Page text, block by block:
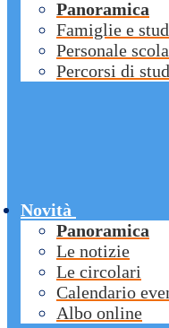
Panoramica
Famiglie e
Personale
Percorsi di
Novità
Panoramica
Le notizie
Le circolari
Calendario
Albo online